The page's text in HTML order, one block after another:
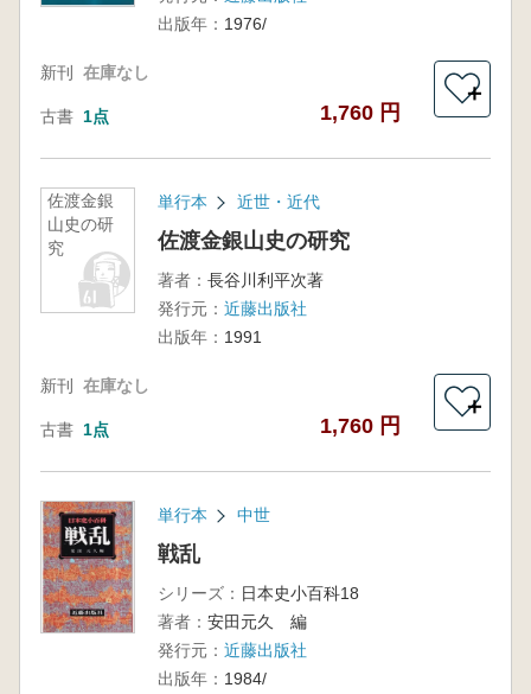
出版年： 1976/
新刊 在庫なし
古書 1点 1,760 円
＋
佐渡金銀
山史の研
究
単行本 近世・近代
佐渡金銀山史の研究
著者： 長谷川利平次著
発行元： 近藤出版社
出版年： 1991
新刊 在庫なし
古書 1点 1,760 円
＋
単行本 中世
戦乱
シリーズ： 日本史小百科18
著者： 安田元久 編
発行元： 近藤出版社
出版年： 1984/